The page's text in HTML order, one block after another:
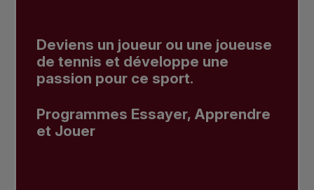
Deviens un joueur ou une joueuse
de tennis et développe une
passion pour ce sport.
Programmes Essayer, Apprendre
et Jouer